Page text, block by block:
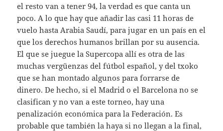
el resto van a tener 94, la verdad es que canta un
poco. A lo que hay que añadir las casi 11 horas de
vuelo hasta Arabia Saudí, para jugar en un país en el
que los derechos humanos brillan por su ausencia.
El que se juegue la Supercopa allí es otra de las
muchas vergüenzas del fútbol español, y del txoko
que se han montado algunos para forrarse de
dinero. De hecho, si el Madrid o el Barcelona no se
clasifican y no van a este torneo, hay una
penalización económica para la Federación. Es
probable que también la haya si no llegan a la final,